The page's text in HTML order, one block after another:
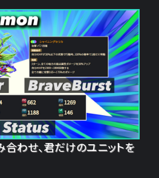
わせ、君だけのユニットを